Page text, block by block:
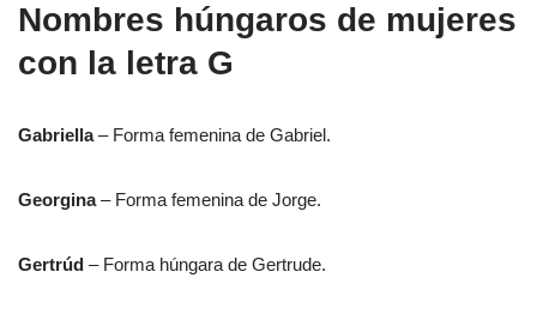
Nombres húngaros de mujeres
con la letra G
Gabriella– Forma femenina de Gabriel.
Georgina– Forma femenina de Jorge.
Gertrúd – Forma húngara de Gertrude.